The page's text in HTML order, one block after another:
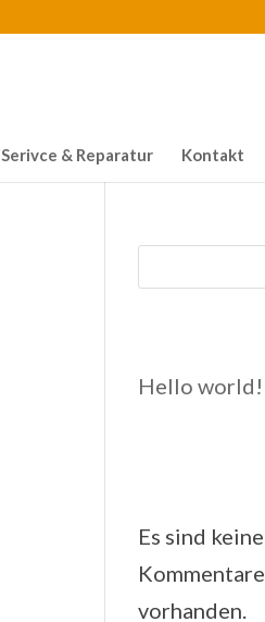
Serivce & Reparatur Kontakt
Hello world!
Es sind keine
Kommentare
vorhanden.